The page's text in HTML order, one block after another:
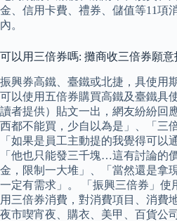
金、信用卡費、禮券、儲值等11項
內。
可以用三倍券嗎: 攤商收三倍券願
振興券高鐵、臺鐵或北捷，具使用
可以使用五倍券購買高鐵及臺鐵具
讀者提供）貼文一出，網友紛紛回
西都不能買，少自以為是」、「三
「如果是員工主動提的我覺得可以
「他也只能發三千塊…這有討論的
金，限制一大堆」、「當然還是拿
一定有需求」。 「振興三倍券」使
用三倍券消費，對消費項目、消費
夜市喫宵夜、購衣、美甲、百貨公